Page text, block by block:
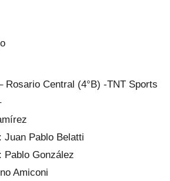
Rosario Central (4°B) -TNT Sports
Pablo Belatti
Pablo González
Amiconi